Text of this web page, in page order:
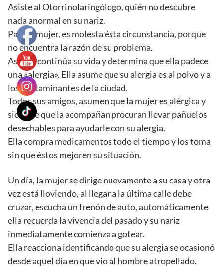
Asiste al Otorrinolaringólogo, quién no descubre
nada anormal en su nariz.
Para la mujer, es molesta ésta circunstancia, porque
no encuentra la razón de su problema.
Así ella continúa su vida y determina que ella padece
una «alergia». Ella asume que su alergia es al polvo y a
los contaminantes de la ciudad.
Todos sus amigos, asumen que la mujer es alérgica y
siempre que la acompañan procuran llevar pañuelos
desechables para ayudarle con su alergia.
Ella compra medicamentos todo el tiempo y los toma
sin que éstos mejoren su situación.
Un día, la mujer se dirige nuevamente a su casa y otra
vez está lloviendo, al llegar a la última calle debe
cruzar, escucha un frenón de auto, automáticamente
ella recuerda la vivencia del pasado y su nariz
inmediatamente comienza a gotear.
Ella reacciona identificando que su alergia se ocasionó
desde aquel día en que vio al hombre atropellado.